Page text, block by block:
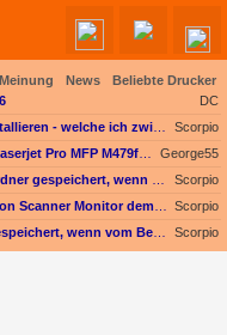
Meinung News
Beliebte Drucker
DC
Scorpio
George55
Scorpio
Scorpio
Scorpio